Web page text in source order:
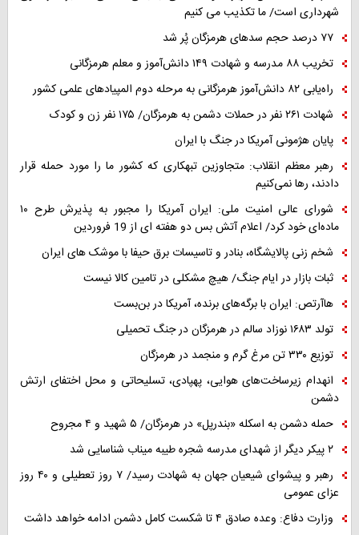
شهرداری است/ ما تکذیب می کنیم
۷۷ درصد حجم سدهای هرمزگان پُر شد
تخریب ۸۸ مدرسه و شهادت ۱۴۹ دانش‌آموز و معلم هرمزگانی
راه‌یابی ۸۲ دانش‌آموز هرمزگانی به مرحله دوم المپیادهای علمی کشور
شهادت ۲۶۱ نفر در حملات دشمن به هرمزگان/ ۱۷۵ نفر زن و کودک
پایان هژمونی آمریکا در جنگ با ایران
رهبر معظم انقلاب: متجاوزین تبهکاری که کشور ما را مورد حمله قرار
دادند، رها نمی‌کنیم
شورای عالی امنیت ملی: ایران آمریکا را مجبور به پذیرش طرح ۱۰
ماده‌ای خود کرد/ اعلام آتش بس دو هفته ای از 19 فروردین
شخم زنی پالایشگاه، بنادر و تاسیسات برق حیفا با موشک های ایران
ثبات بازار در ایام جنگ/ هیچ مشکلی در تامین کالا نیست
هاآرتص: ایران با برگه‌های برنده، آمریکا در بن‌بست
تولد ۱۶۸۳ نوزاد سالم در هرمزگان در جنگ تحمیلی
توزیع ۳۳۰ تن مرغ گرم و منجمد در هرمزگان
انهدام زیرساخت‌های هوایی، پهپادی، تسلیحاتی و محل اختفای ارتش
دشمن
حمله دشمن به اسکله «بندرپل» در هرمزگان/ ۵ شهید و ۴ مجروح
۲ پیکر دیگر از شهدای مدرسه شجره طیبه میناب شناسایی شد
رهبر و پیشوای شیعیان جهان به شهادت رسید/ ۷ روز تعطیلی و ۴۰ روز
عزای عمومی
وزارت دفاع: وعده صادق ۴ تا شکست کامل دشمن ادامه خواهد داشت